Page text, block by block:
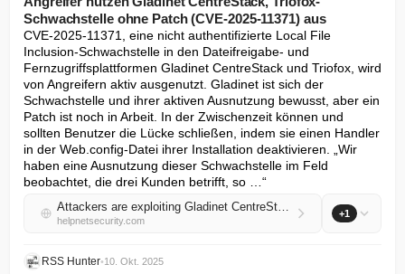
Schwachstelle ohne Patch (CVE-2025-11371) aus
CVE-2025-11371, eine nicht authentifizierte Local File
Inclusion-Schwachstelle in den Dateifreigabe- und
Fernzugriffsplattformen Gladinet CentreStack und Triofox, wird
von Angreifern aktiv ausgenutzt. Gladinet ist sich der
Schwachstelle und ihrer aktiven Ausnutzung bewusst, aber ein
Patch ist noch in Arbeit. In der Zwischenzeit können und
sollten Benutzer die Lücke schließen, indem sie einen Handler
in der Web.config-Datei ihrer Installation deaktivieren. „Wir
haben eine Ausnutzung dieser Schwachstelle im Feld
beobachtet, die drei Kunden betrifft, so …“
Attackers are exploiting Gladinet CentreStack, Triofox vulnerability with no patch (CVE-2025-11371)
helpnetsecurity.com
+1
RSS Hunter•10. Okt. 2025